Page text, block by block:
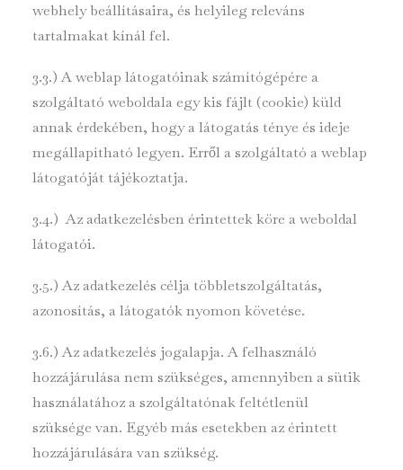
webhely beállításaira, és helyileg releváns
tartalmakat kínál fel.
3.3.) A weblap látogatóinak számítógépére a
szolgáltató weboldala egy kis fájlt (cookie) küld
annak érdekében, hogy a látogatás ténye és ideje
megállapítható legyen. Erről a szolgáltató a weblap
látogatóját tájékoztatja.
3.4.) Az adatkezelésben érintettek köre a weboldal
látogatói.
3.5.) Az adatkezelés célja többletszolgáltatás,
azonosítás, a látogatók nyomon követése.
3.6.) Az adatkezelés jogalapja. A felhasználó
hozzájárulása nem szükséges, amennyiben a sütik
használatához a szolgáltatónak feltétlenül
szüksége van. Egyéb más esetekben az érintett
hozzájárulására van szükség.